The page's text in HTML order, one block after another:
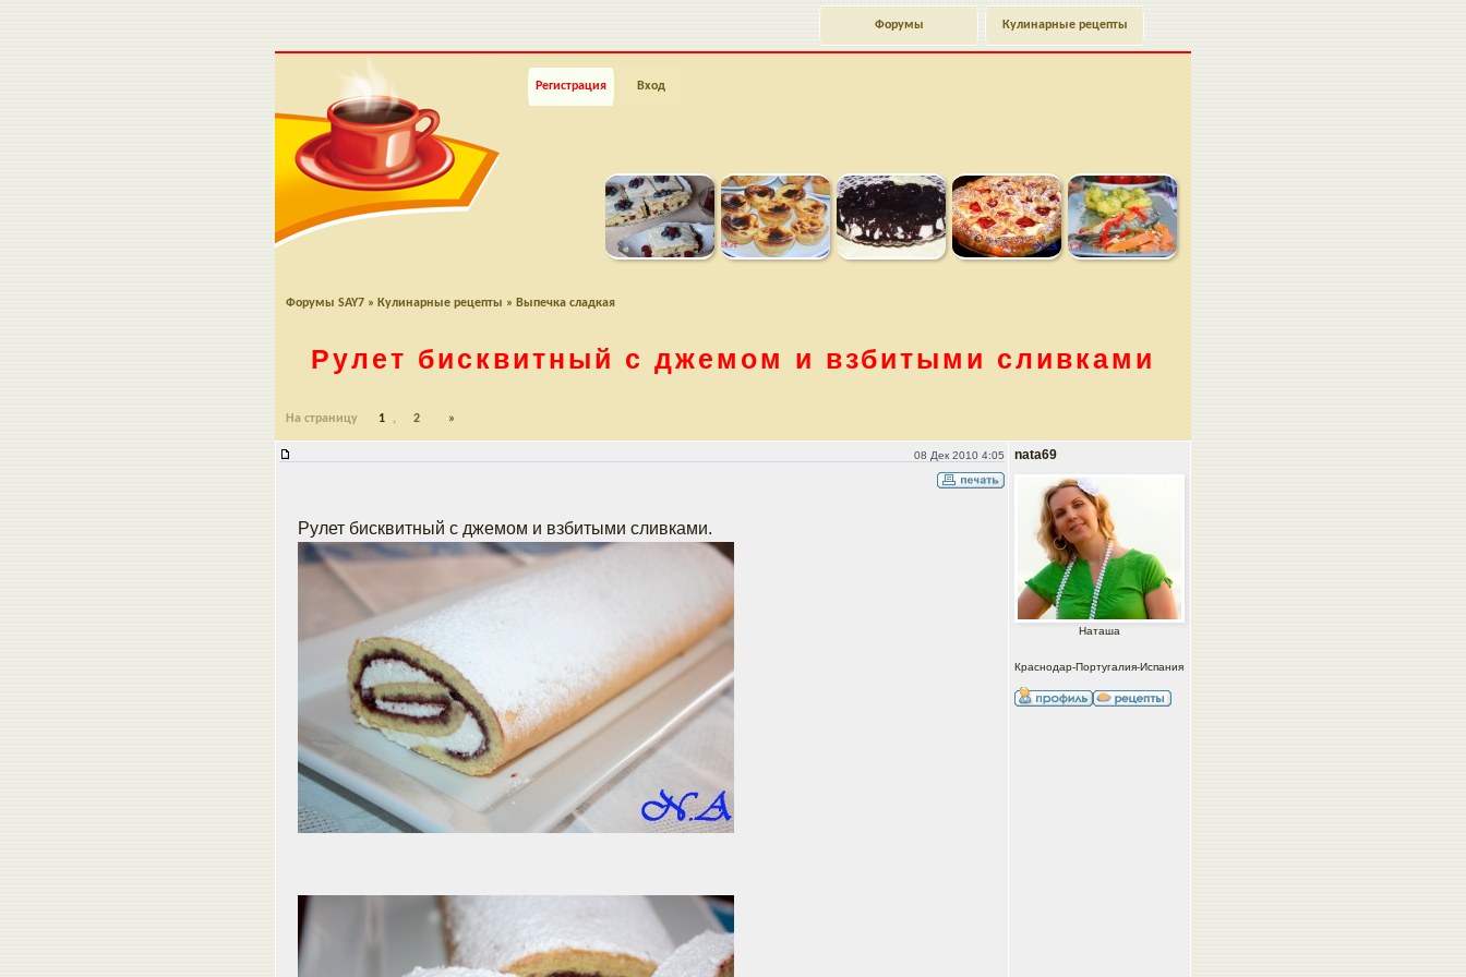
Кулинарные рецепты
Форумы
Регистрация Вход
Форумы SAY7 » Кулинарные рецепты » Выпечка сладкая
Рулет бисквитный с джемом и взбитыми сливками
На страницу 1 , 2 »
08 Дек 2010 4:05 nata69
Наташа
Краснодар-Португалия-Испания
Рулет бисквитный с джемом и взбитыми сливками.